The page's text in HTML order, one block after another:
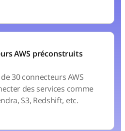
AWS préconstruits
30 connecteurs AWS
des services comme
S3, Redshift, etc.